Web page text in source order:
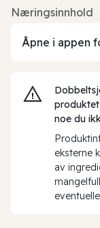
Næringsinnhold
Åpne i appen
noe du
eksterne
av